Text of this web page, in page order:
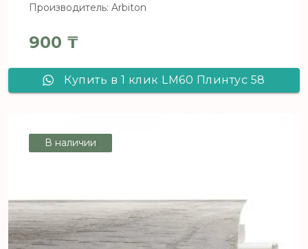
Производитель: Arbiton
900 ₸
Купить в 1 клик LM60 Плинтус 58
В наличии